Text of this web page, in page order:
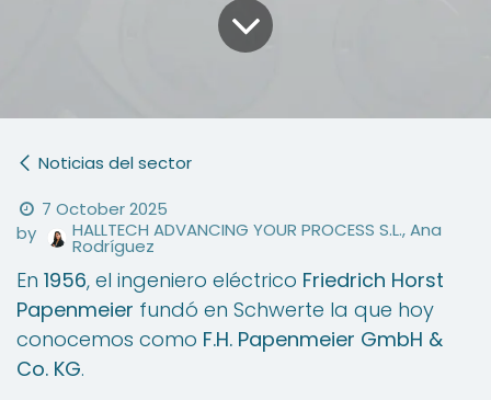
Noticias del sector
7 October 2025
by
HALLTECH ADVANCING YOUR PROCESS S.L., Ana
Rodríguez
En 1956, el ingeniero eléctrico Friedrich Horst
Papenmeier fundó en Schwerte la que hoy
conocemos como F.H. Papenmeier GmbH &
Co. KG.